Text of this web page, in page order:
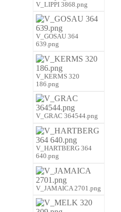
V_LIPPI 3868.png
V_GOSAU 364
639.png
V_KERMS 320
186.png
V_GRAC 364544.png
V_HARTBERG 364
640.png
V_JAMAICA 2701.png